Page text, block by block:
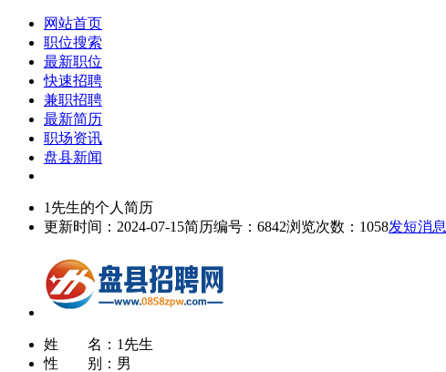
网站首页
职位搜索
最新职位
快速招聘
兼职招聘
最新简历
职场资讯
盘县新闻
1先生的个人简历
更新时间：2024-07-15简历编号：6842浏览次数：1058发短消息
姓 名： 1先生
性 别： 男